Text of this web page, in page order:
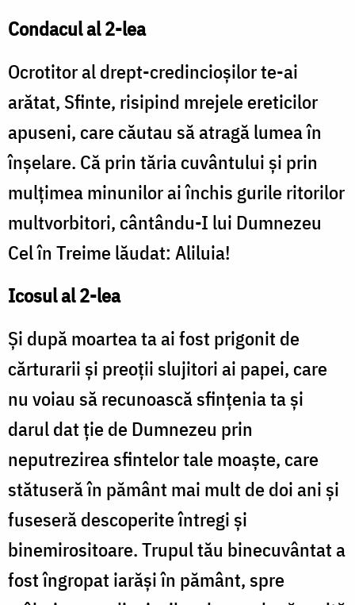
Condacul al 2-lea
Ocrotitor al drept-credincioşilor te-ai
arătat, Sfinte, risipind mrejele ereticilor
apuseni, care căutau să atragă lumea în
înşelare. Că prin tăria cuvântului şi prin
mulţimea minunilor ai închis gurile ritorilor
multvorbitori, cântându-I lui Dumnezeu
Cel în Treime lăudat: Aliluia!
Icosul al 2-lea
Şi după moartea ta ai fost prigonit de
cărturarii şi preoţii slujitori ai papei, care
nu voiau să recunoască sfinţenia ta şi
darul dat ţie de Dumnezeu prin
neputrezirea sfintelor tale moaşte, care
stătuseră în pământ mai mult de doi ani şi
fuseseră descoperite întregi şi
binemirositoare. Trupul tău binecuvântat a
fost îngropat iarăşi în pământ, spre